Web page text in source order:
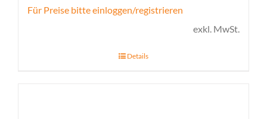
Für Preise bitte einloggen/registrieren
exkl. MwSt.
Details